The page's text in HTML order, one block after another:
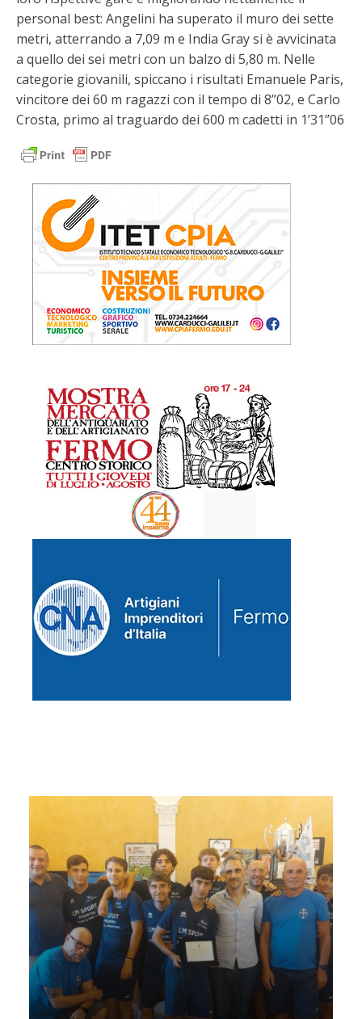
personal best: Angelini ha superato il muro dei sette
metri, atterrando a 7,09 m e India Gray si è avvicinata
a quello dei sei metri con un balzo di 5,80 m. Nelle
categorie giovanili, spiccano i risultati Emanuele Paris,
vincitore dei 60 m ragazzi con il tempo di 8’’02, e Carlo
Crosta, primo al traguardo dei 600 m cadetti in 1’31’’06